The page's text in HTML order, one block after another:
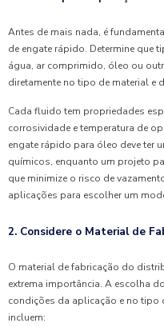
Antes de mais nada, é
de engate rápido. Determine que
água, ar comprimido, óleo ou
diretamente no tipo de material e
Cada fluido tem propriedades
corrosividade e temperatura de
engate rápido para óleo deve ter
químicos, enquanto um projeto
que minimize o risco de
aplicações para escolher um
2. Considere o Material de
O material de fabricação do
extrema importância. A escolha
condições da aplicação e no
incluem: